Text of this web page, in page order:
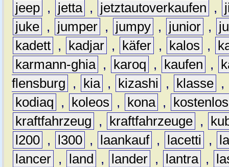
jeep , jetta , jetztautoverkaufen ,
juke , jumper , jumpy , junior ,
kadett , kadjar , käfer , kalos ,
karmann-ghia , karoq , kaufen ,
flensburg
, kia , kizashi , klasse ,
kodiaq
, koleos , kona ,
kostenlos
kraftfahrzeug
, kraftfahrzeuge ,
l200 , l300 , laankauf , lacetti ,
lancer , land , lander , lantra ,